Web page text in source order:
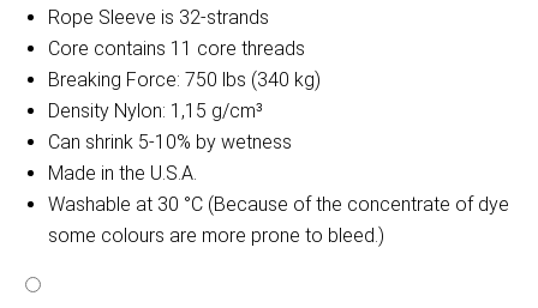
Rope Sleeve is 32-strands
Core contains 11 core threads
Breaking Force: 750 lbs (340 kg)
Density Nylon: 1,15 g/cm³
Can shrink 5-10% by wetness
Made in the U.S.A.
Washable at 30 °C (Because of the concentrate of dye
some colours are more prone to bleed.)